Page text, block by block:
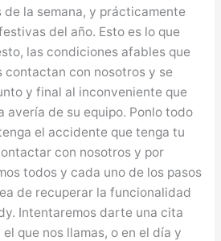
de la semana, y prácticamente
del año. Esto es lo que
las condiciones afables que
contactan con nosotros y se
y final al inconveniente que
avería de su equipo. Ponlo todo
el accidente que tenga tu
con nosotros y por
todos y cada uno de los pasos
de recuperar la funcionalidad
Intentaremos darte una cita
que nos llamas, o en el día y